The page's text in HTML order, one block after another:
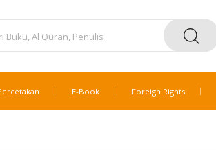
E-Book Foreign Rights